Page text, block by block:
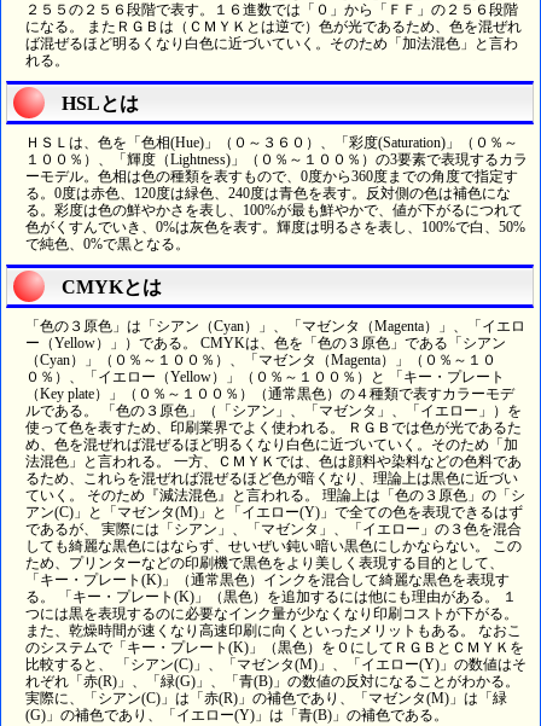
２５５の２５６段階で表す。１６進数では「０」から「ＦＦ」の２５６段階
になる。 またＲＧＢは（ＣＭＹＫとは逆で）色が光であるため、色を混ぜれ
ば混ぜるほど明るくなり白色に近づいていく。そのため「加法混色」と言わ
れる。
HSLとは
ＨＳＬは、色を「色相(Hue)」（０～３６０）、「彩度(Saturation)」（０％～
１００％）、「輝度（Lightness)」（０％～１００％）の3要素で表現するカラ
ーモデル。色相は色の種類を表すもので、0度から360度までの角度で指定す
る。0度は赤色、120度は緑色、240度は青色を表す。反対側の色は補色にな
る。彩度は色の鮮やかさを表し、100%が最も鮮やかで、値が下がるにつれて
色がくすんでいき、0%は灰色を表す。輝度は明るさを表し、100%で白、50%
で純色、0%で黒となる。
CMYKとは
「色の３原色」は「シアン（Cyan）」、「マゼンタ（Magenta）」、「イエロ
ー（Yellow）」）である。 CMYKは、色を「色の３原色」である「シアン
（Cyan）」（０％～１００％）、「マゼンタ（Magenta）」（０％～１０
０％）、「イエロー（Yellow）」（０％～１００％）と 「キー・プレート
（Key plate）」（０％～１００％）（通常黒色）の４種類で表すカラーモデ
ルである。 「色の３原色」（「シアン」、「マゼンタ」、「イエロー」）を
使って色を表すため、印刷業界でよく使われる。 ＲＧＢでは色が光であるた
め、色を混ぜれば混ぜるほど明るくなり白色に近づいていく。そのため「加
法混色」と言われる。 一方、ＣＭＹＫでは、色は顔料や染料などの色料であ
るため、これらを混ぜれば混ぜるほど色が暗くなり、理論上は黒色に近づい
ていく。 そのため『減法混色』と言われる。 理論上は「色の３原色」の「シ
アン(C)」と「マゼンタ(M)」と「イエロー(Y)」で全ての色を表現できるはず
であるが、 実際には「シアン」、「マゼンタ」、「イエロー」の３色を混合
しても綺麗な黒色にはならず、せいぜい鈍い暗い黒色にしかならない。 この
ため、プリンターなどの印刷機で黒色をより美しく表現する目的として、
「キー・プレート(K)」（通常黒色）インクを混合して綺麗な黒色を表現す
る。 「キー・プレート(K)」（黒色）を追加するには他にも理由がある。 １
つには黒を表現するのに必要なインク量が少なくなり印刷コストが下がる。
また、乾燥時間が速くなり高速印刷に向くといったメリットもある。 なおこ
のシステムで「キー・プレート(K)」（黒色）を０にしてＲＧＢとＣＭＹＫを
比較すると、 「シアン(C)」、「マゼンタ(M)」、「イエロー(Y)」の数値はそ
れぞれ「赤(R)」、「緑(G)」、「青(B)」の数値の反対になることがわかる。
実際に、「シアン(C)」は「赤(R)」の補色であり、「マゼンタ(M)」は「緑
(G)」の補色であり、「イエロー(Y)」は「青(B)」の補色である。